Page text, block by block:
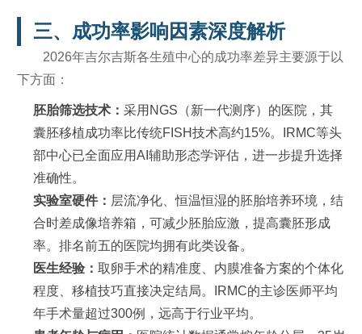
三、成功率影响因素深度解析
2026年吉尔吉斯各生殖中心的成功率差异主要源于以
下方面：
胚胎筛选技术： 采用NGS（新一代测序）的医院，其
囊胚移植成功率比传统FISH技术高约15%。IRMC等头
部中心已全面应用AI辅助形态学评估，进一步提升选择
准确性。
实验室硬件： 层流净化、恒温恒湿的胚胎培养环境，结
合时差成像培养箱，可减少胚胎应激，提高囊胚形成
率。排名前五的医院均拥有此类设备。
医生经验： 取卵手术的精准度、内膜准备方案的个体化
程度、移植技巧直接决定结局。IRMC的主诊医师平均
年手术量超过300例，远高于行业平均。